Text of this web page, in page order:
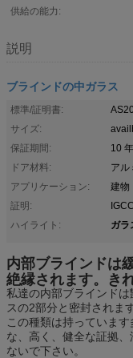
供給の能力:
説明
ブラインドの中ガラス
標準/証明書:
サイズ:
保証期間:
10 年
ドア材料:
アル
アプリケーション:
建物
証明:
ハイライト:
ガラ
内部ブラインドは
絶縁されます。き
私達の内部ブラインド
スの2部分と密封されます
この種類は持っていま
な、高く、健全な証拠
ないで下さい。